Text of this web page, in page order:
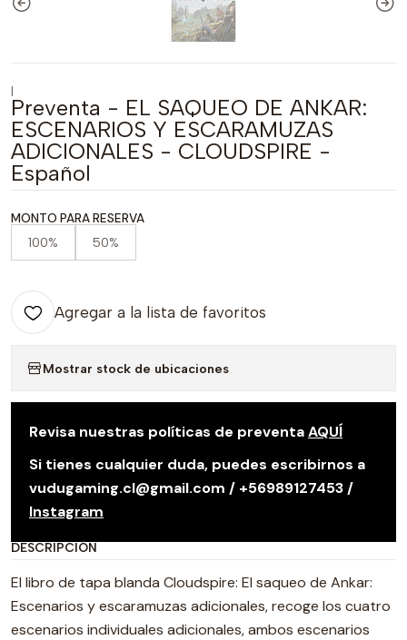
|
Preventa - EL SAQUEO DE ANKAR:
ESCENARIOS Y ESCARAMUZAS
ADICIONALES - CLOUDSPIRE -
Español
MONTO PARA RESERVA
100% 50%
Agregar a la lista de favoritos
Mostrar stock de ubicaciones
Revisa nuestras políticas de preventaAQUÍ
Si tienes cualquier duda, puedes escribirnos a
vudugaming.cl@gmail.com / +56989127453 /
Instagram
DESCRIPCIÓN
El libro de tapa blanda Cloudspire: El saqueo de Ankar:
Escenarios y escaramuzas adicionales, recoge los cuatro
escenarios individuales adicionales, ambos escenarios